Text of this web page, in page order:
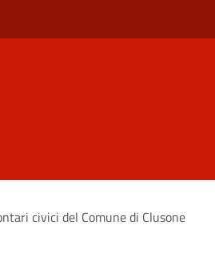
civici del Comune di Clusone